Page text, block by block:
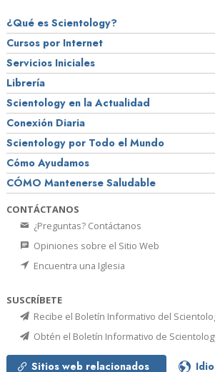
¿Qué es Scientology?
Cursos por Internet
Servicios Iniciales
Librería
Scientology en la Actualidad
Conexión Diaria
Scientology por Todo el Mundo
Cómo Ayudamos
CÓMO Mantenerse Saludable
CONTÁCTANOS
¿Preguntas? Contáctanos
Opiniones sobre el Sitio Web
Encuentra una Iglesia
SUSCRÍBETE
Recibe el Boletín Informativo del
Obtén el Boletín Informativo de
Sitios web relacionados